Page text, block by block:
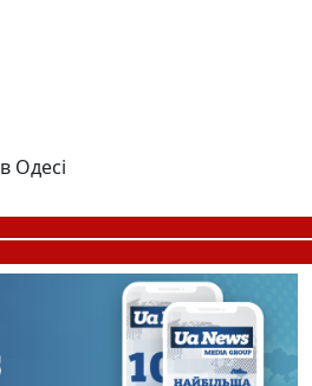
в Одесі